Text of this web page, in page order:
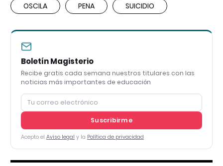
OSCILA PENA SUICIDIO
Boletín Magisterio
Recibe gratis cada semana nuestros titulares con las
noticias más importantes de educación
Suscribirme
Acepto el Aviso legal y la Política de privacidad